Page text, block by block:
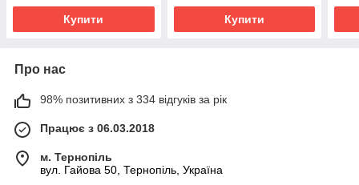
Купити Купити
Про нас
98% позитивних з 334 відгуків за рік
Працює з 06.03.2018
м. Тернопіль
вул. Гайова 50, Тернопіль, Україна